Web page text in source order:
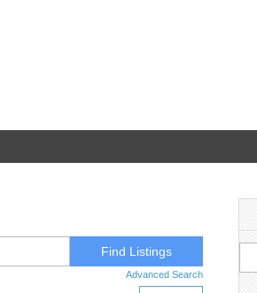
Advanced Search